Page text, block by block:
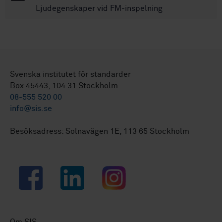
Ljudegenskaper vid FM-inspelning
Svenska institutet för standarder
Box 45443, 104 31 Stockholm
08-555 520 00
info@sis.se
Besöksadress: Solnavägen 1E, 113 65 Stockholm
Facebook LinkedIn Instagram